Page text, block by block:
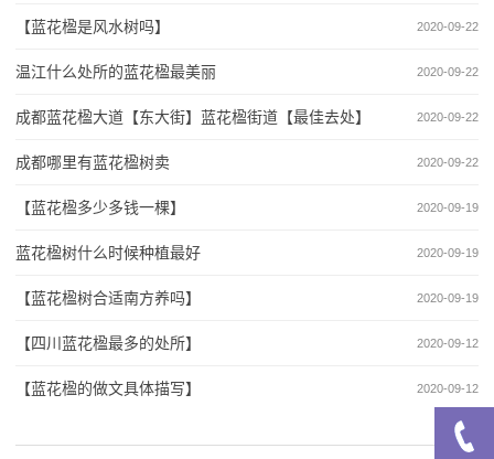
2020-09-22
【蓝花楹是风水树吗】
2020-09-22
温江什么处所的蓝花楹最美丽
2020-09-22
成都蓝花楹大道【东大街】蓝花楹街道【最佳去处】
2020-09-22
成都哪里有蓝花楹树卖
2020-09-19
【蓝花楹多少多钱一棵】
2020-09-19
蓝花楹树什么时候种植最好
2020-09-19
【蓝花楹树合适南方养吗】
2020-09-12
【四川蓝花楹最多的处所】
2020-09-12
【蓝花楹的做文具体描写】